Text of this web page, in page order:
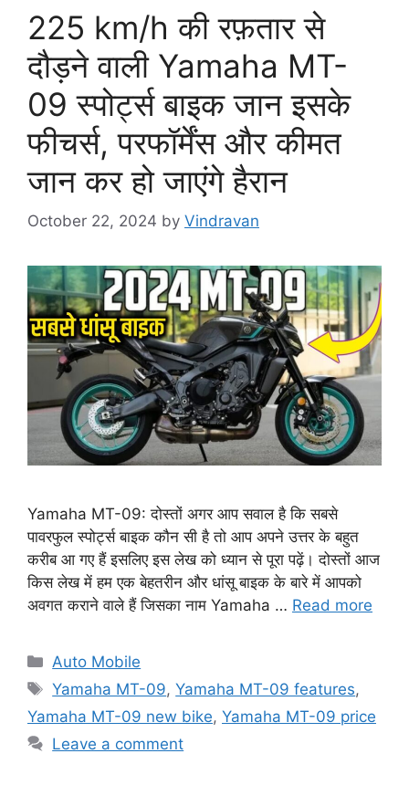
225 km/h की रफ़तार से
दौड़ने वाली Yamaha MT-
09 स्पोर्ट्स बाइक जान इसके
फीचर्स, परफॉर्मेंस और कीमत
जान कर हो जाएंगे हैरान
October 22, 2024 by Vindravan
Yamaha MT-09: दोस्तों अगर आप सवाल है कि सबसे
पावरफुल स्पोर्ट्स बाइक कौन सी है तो आप अपने उत्तर के बहुत
करीब आ गए हैं इसलिए इस लेख को ध्यान से पूरा पढ़ें। दोस्तों आज
किस लेख में हम एक बेहतरीन और धांसू बाइक के बारे में आपको
अवगत कराने वाले हैं जिसका नाम Yamaha … Read more
Categories
Auto Mobile
Tags
Yamaha MT-09,Yamaha MT-09 features,
Yamaha MT-09 new bike, Yamaha MT-09 price
Leave a comment